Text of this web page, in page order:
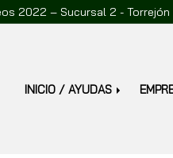
2022 – Sucursal 2 - Torrejón
INICIO / AYUDAS